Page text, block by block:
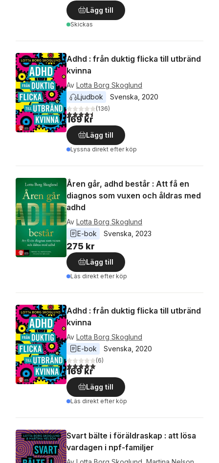
Lägg till
Skickas
Adhd : från duktig flicka till utbränd
kvinna
Av Lotta Borg Skoglund
Ljudbok
Svenska 2020
4,5utav 5 stjärnor. Totalt antal röster:
(136)
169 kr
Lägg till
Lyssna direkt efter köp
Åren går, adhd består : Att få en
diagnos som vuxen och åldras med
adhd
Av Lotta Borg Skoglund
E-bok
Svenska 2023
275 kr
Lägg till
Läs direkt efter köp
Adhd : från duktig flicka till utbränd
kvinna
Av Lotta Borg Skoglund
E-bok
Svenska 2020
5,0utav 5 stjärnor. Totalt antal röster:
(6)
169 kr
Lägg till
Läs direkt efter köp
Svart bälte i föräldraskap : att lösa
vardagen i npf-familjer